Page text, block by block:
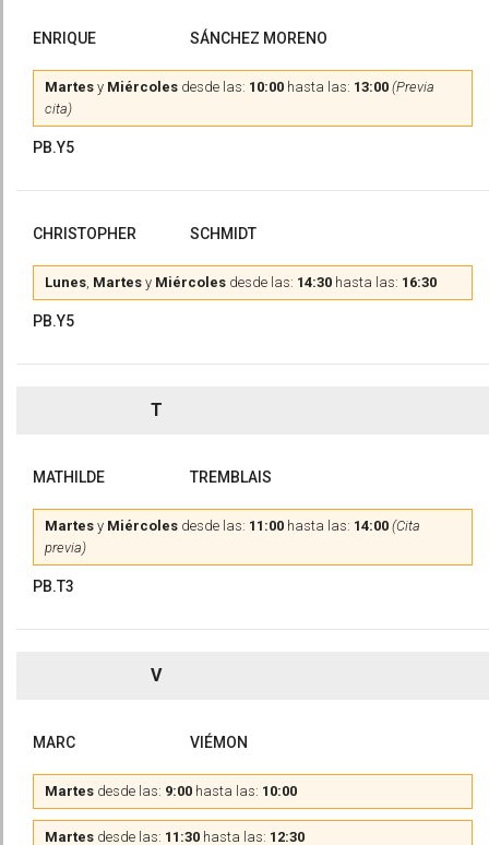
ENRIQUE SÁNCHEZ MORENO
Martes y Miércoles desde las: 10:00 hasta las: 13:00 (Previa
cita)
PB.Y5
CHRISTOPHER SCHMIDT
Lunes, Martes y Miércoles desde las: 14:30 hasta las: 16:30
PB.Y5
T
MATHILDE TREMBLAIS
Martes y Miércoles desde las: 11:00 hasta las: 14:00 (Cita
previa)
PB.T3
V
MARC VIÉMON
Martes desde las: 9:00 hasta las: 10:00
Martes desde las: 11:30 hasta las: 12:30